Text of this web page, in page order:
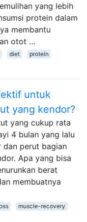
yang lebih
protein dalam
membantu
otot …
diet
protein
untuk
yang kendor?
yang cukup rata
4 bulan yang lalu
dan perut bagian
Apa yang bisa
berat
membuatnya
muscle-recovery